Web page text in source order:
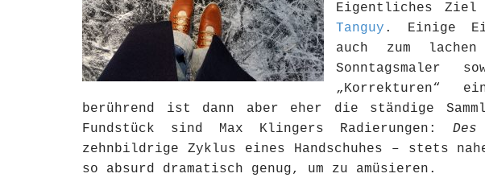
Eigentliches Ziel
Tanguy . Einige
auch zum
Sonntagsmaler
„Korrekturen“
berührend ist dann aber eher die ständige
Fundstück sind Max Klingers Radierungen:
zehnbildrige Zyklus eines Handschuhes – stets
so absurd dramatisch genug, um zu amüsieren.